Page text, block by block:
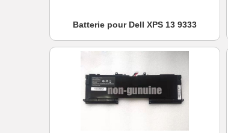
Batterie pour Dell XPS 13 9333